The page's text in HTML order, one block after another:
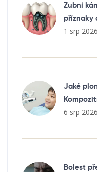
Zubní
příznaky
1 srp 2026
Jaké
6 srp 2026
Bolest